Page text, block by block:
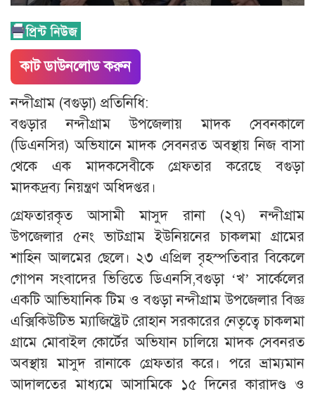
কাট ডাউনলোড করুন
নন্দীগ্রাম (বগুড়া) প্রতিনিধি:
বগুড়ার নন্দীগ্রাম উপজেলায় মাদক সেবনকালে
(ডিএনসির) অভিযানে মাদক সেবনরত অবস্থায় নিজ বাসা
থেকে এক মাদকসেবীকে গ্রেফতার করেছে বগুড়া
মাদকদ্রব্য নিয়ন্ত্রণ অধিদপ্তর।
গ্রেফতারকৃত আসামী মাসুদ রানা (২৭) নন্দীগ্রাম
উপজেলার ৫নং ভাটগ্রাম ইউনিয়নের চাকলমা গ্রামের
শাহিন আলমের ছেলে। ২৩ এপ্রিল বৃহস্পতিবার বিকেলে
গোপন সংবাদের ভিত্তিতে ডিএনসি,বগুড়া ‘খ’ সার্কেলের
একটি আভিযানিক টিম ও বগুড়া নন্দীগ্রাম উপজেলার বিজ্ঞ
এক্সিকিউটিভ ম্যাজিষ্ট্রেট রোহান সরকারের নেতৃত্বে চাকলমা
গ্রামে মোবাইল কোর্টের অভিযান চালিয়ে মাদক সেবনরত
অবস্থায় মাসুদ রানাকে গ্রেফতার করে। পরে ভ্রাম্যমান
আদালতের মাধ্যমে আসামিকে ১৫ দিনের কারাদণ্ড ও